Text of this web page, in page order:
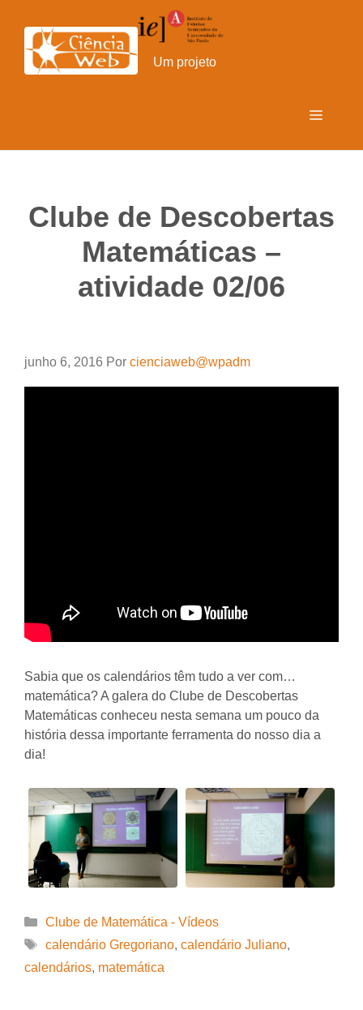
para
conteúdo
Um projeto
Menu
Clube de Descobertas
Matemáticas –
atividade 02/06
junho 6, 2016 Por cienciaweb@wpadm
Sabia que os calendários têm tudo a ver com…
matemática? A galera do Clube de Descobertas
Matemáticas conheceu nesta semana um pouco da
história dessa importante ferramenta do nosso dia a
dia!
Categorias
Clube de Matemática - Vídeos
Tags
calendário Gregoriano, calendário Juliano,
calendários, matemática